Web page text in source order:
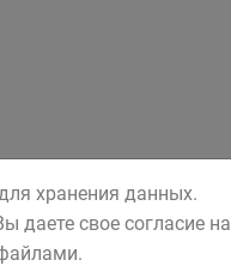
хранения данных.
даете свое согласие на